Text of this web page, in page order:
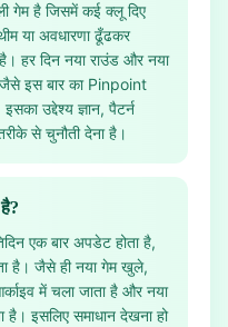
गेम है जिसमें कई क्लू दिए
या अवधारणा ढूँढकर
हर दिन नया राउंड और नया
इस बार का Pinpoint
उद्देश्य ज्ञान, पैटर्न
से चुनौती देना है।
एक बार अपडेट होता है,
है। जैसे ही नया गेम खुले,
में चला जाता है और नया
इसलिए समाधान देखना हो